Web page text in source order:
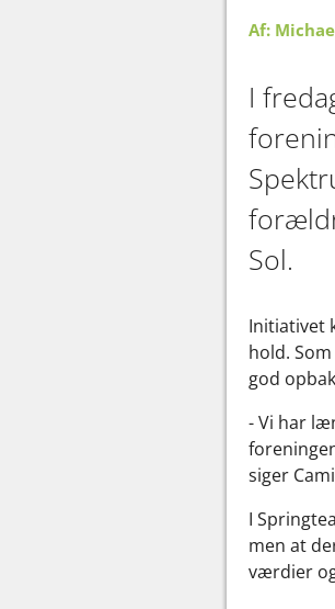
Af:
I
Sol.
Initiativet
hold.
god
- Vi har
siger
I
men at
værdier